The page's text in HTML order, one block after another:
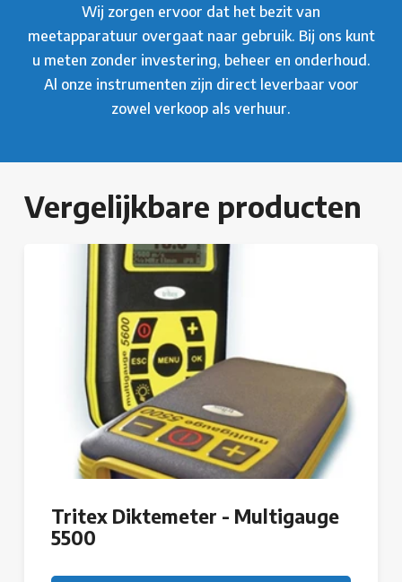
Wij zorgen ervoor dat het bezit van
meetapparatuur overgaat naar gebruik. Bij ons kunt
u meten zonder investering, beheer en onderhoud.
Al onze instrumenten zijn direct leverbaar voor
zowel verkoop als verhuur.
Vergelijkbare producten
Tritex Diktemeter - Multigauge
5500